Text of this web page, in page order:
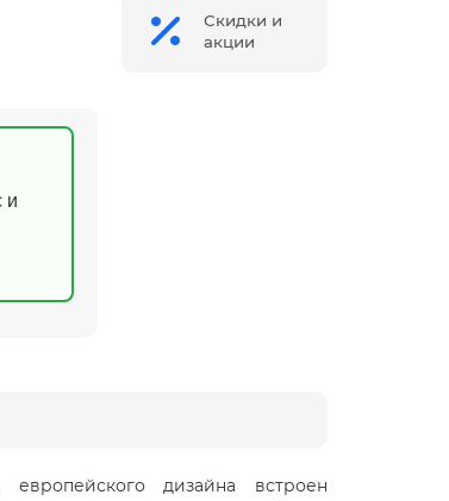
и
Скидки и
акции
дизайна встроен